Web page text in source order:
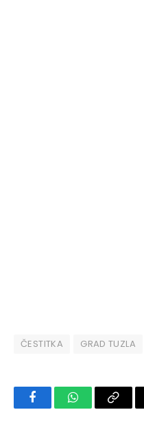
ČESTITKA GRAD TUZLA
FacebookWhatsAppCopy